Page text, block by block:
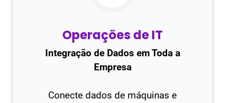
Operações de IT
Integração de Dados em Toda a
Empresa
Conecte dados de máquinas e